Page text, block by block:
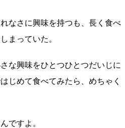
なさに興味を持つも、長く食べ
まっていた。
な興味をひとつひとつだいじに
じめて食べてみたら、めちゃく
ですよ。